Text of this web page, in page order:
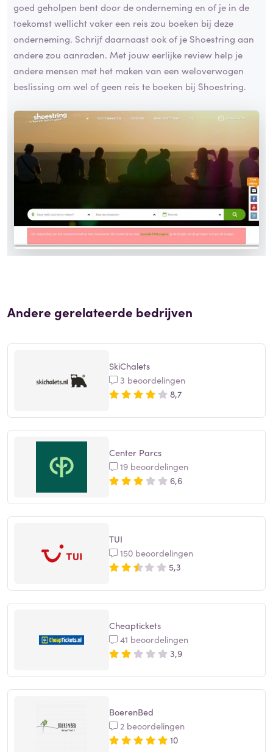
goed geholpen bent door de onderneming en of je in de
toekomst wellicht vaker een reis zou boeken bij deze
onderneming. Schrijf daarnaast ook of je Shoestring aan
andere zou aanraden. Met jouw eerlijke review help je
andere mensen met het maken van een weloverwogen
beslissing om wel of geen reis te boeken bij Shoestring.
Andere gerelateerde bedrijven
SkiChalets
3 beoordelingen
8,7
Center Parcs
19 beoordelingen
6,6
TUI
150 beoordelingen
5,3
Cheaptickets
41 beoordelingen
3,9
BoerenBed
2 beoordelingen
10